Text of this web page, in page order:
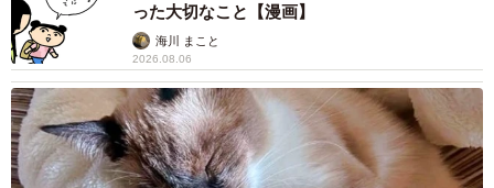
った大切なこと【漫画】
海川 まこと
2026.08.06